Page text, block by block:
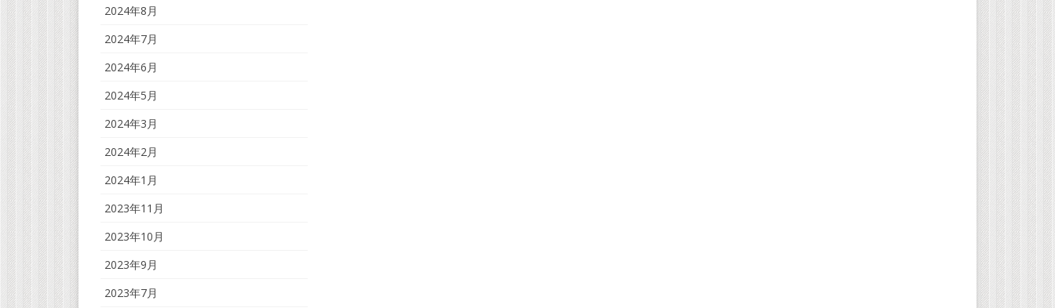
2024年8月
2024年7月
2024年6月
2024年5月
2024年3月
2024年2月
2024年1月
2023年11月
2023年10月
2023年9月
2023年7月